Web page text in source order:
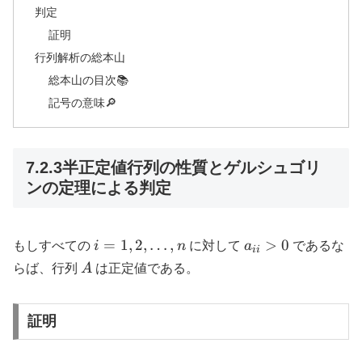
判定
証明
行列解析の総本山
総本山の目次📚
記号の意味🔎
7.2.3半正定値行列の性質とゲルシュゴリ
ンの定理による判定
もしすべての i = 1,
2,
\ldots,
n
i = 1, 2, … , nに対して a_{ii}
aii > 0 であるな
らば、行列
A
A は正定値である。
証明